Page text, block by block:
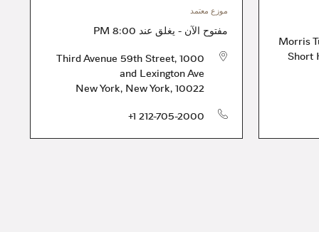
Short
موزع معتمد
مفتوح الآن - يغلق عند 8:00 PM
1000 Third Avenue 59th Street,
and Lexington Ave
New York, New York, 10022
+1 212-705-2000